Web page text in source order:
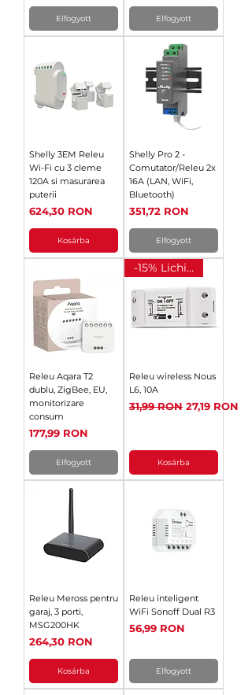
Elfogyott Elfogyott
Shelly 3EM Releu
Wi-Fi cu 3 cleme
120A si masurarea
puterii
Ár
624,30 RON
Kosárba
Shelly Pro 2 -
Comutator/Releu 2x
16A (LAN, WiFi,
Bluetooth)
Ár
351,72 RON
Elfogyott
Releu Aqara T2
dublu, ZigBee, EU,
monitorizare
consum
Ár
177,99 RON
Elfogyott
-15% Lichidare
Releu wireless Nous
L6, 10A
Szokásos ár
31,99 RON Akciós ár
27,19 RON
Kosárba
Releu Meross pentru
garaj, 3 porti,
MSG200HK
Ár
264,30 RON
Kosárba
Releu inteligent
WiFi Sonoff Dual R3
Ár
56,99 RON
Elfogyott